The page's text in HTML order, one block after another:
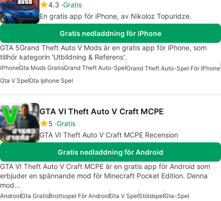
4.3 Gratis
En gratis app för iPhone, av Nikoloz Topuridze.
Gratis nedladdning för iPhone
GTA 5Grand Theft Auto V Mods är en gratis app för iPhone, som
tillhör kategorin 'Utbildning & Referens'.
iPhoneGta Mods GratisGrand Theft Auto-SpelGrand Theft Auto-Spel För IPhone
Gta V SpelGta Iphone Spel
GTA VI Theft Auto V Craft MCPE
5 Gratis
GTA VI Theft Auto V Craft MCPE Recension
Gratis nedladdning för Android
GTA VI Theft Auto V Craft MCPE är en gratis app för Android som
erbjuder en spännande mod för Minecraft Pocket Edition. Denna
mod…
AndroidGta GratisBrottsspel För AndroidGta V SpelStöldspelGta-Spel